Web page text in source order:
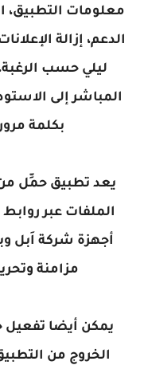
معلومات التطبيق،
الدعم، إزالة
ليلي حسب
المباشر إلى
بكلمة
يعد تطبيق حمِّل
الملفات عبر
أجهزة شركة اَبل
مزامنة
يمكن أيضا
الخروج من